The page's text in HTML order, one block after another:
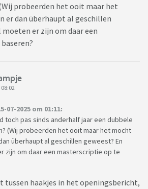
probeerden het ooit maar het
er dan überhaupt al geschillen
moeten er zijn om daar een
07-2025 om 01:11:
toch pas sinds anderhalf jaar een dubbele
(Wij probeerden het ooit maar het mocht
überhaupt al geschillen geweest? En
zijn om daar een masterscriptie op te
tussen haakjes in het openingsbericht,